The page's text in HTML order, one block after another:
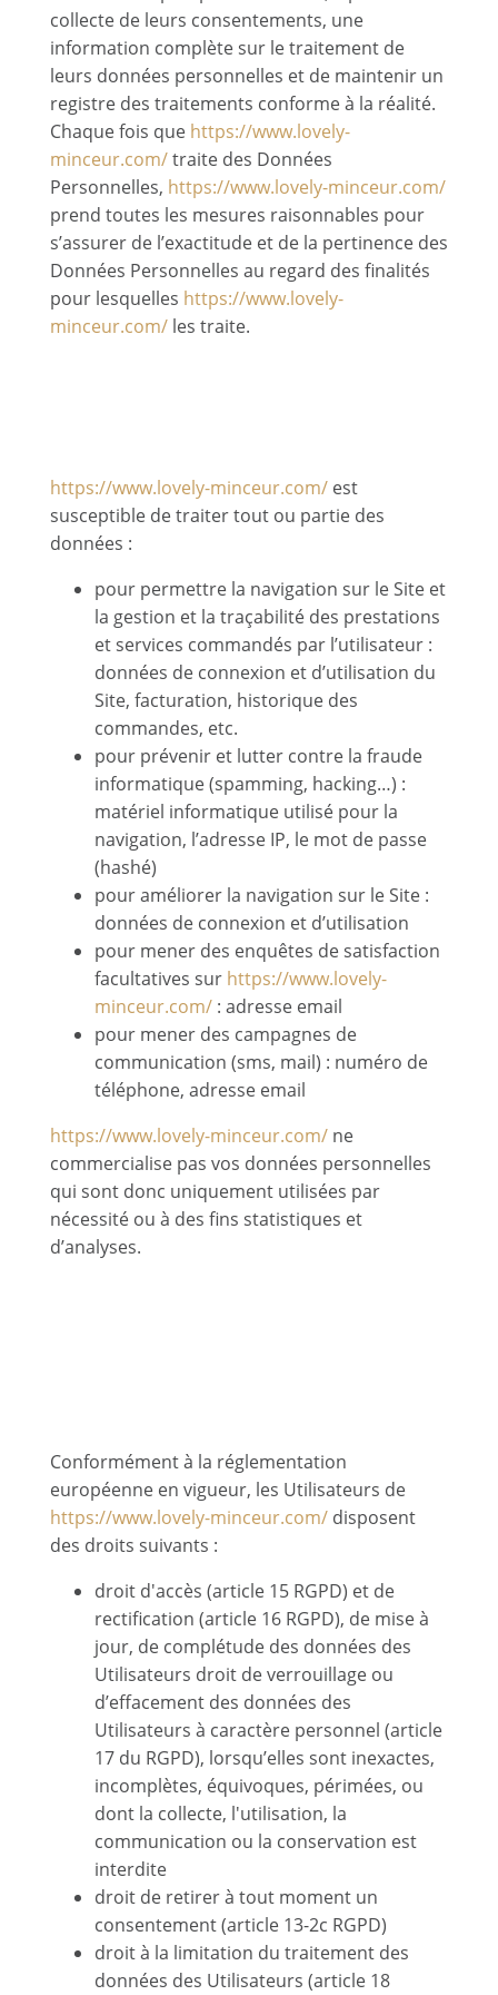
collecte de leurs consentements, une
information complète sur le traitement de
leurs données personnelles et de maintenir un
registre des traitements conforme à la réalité.
Chaque fois que https://www.lovely-
minceur.com/traite des Données
Personnelles, https://www.lovely-minceur.com/
prend toutes les mesures raisonnables pour
s’assurer de l’exactitude et de la pertinence des
Données Personnelles au regard des finalités
pour lesquelles https://www.lovely-
minceur.com/ les traite.
https://www.lovely-minceur.com/ est
susceptible de traiter tout ou partie des
données :
pour permettre la navigation sur le Site et
la gestion et la traçabilité des prestations
et services commandés par l’utilisateur :
données de connexion et d’utilisation du
Site, facturation, historique des
commandes, etc.
pour prévenir et lutter contre la fraude
informatique (spamming, hacking…) :
matériel informatique utilisé pour la
navigation, l’adresse IP, le mot de passe
(hashé)
pour améliorer la navigation sur le Site :
données de connexion et d’utilisation
pour mener des enquêtes de satisfaction
facultatives sur https://www.lovely-
minceur.com/ : adresse email
pour mener des campagnes de
communication (sms, mail) : numéro de
téléphone, adresse email
https://www.lovely-minceur.com/ ne
commercialise pas vos données personnelles
qui sont donc uniquement utilisées par
nécessité ou à des fins statistiques et
d’analyses.
Conformément à la réglementation
européenne en vigueur, les Utilisateurs de
https://www.lovely-minceur.com/ disposent
des droits suivants :
droit d'accès (article 15 RGPD) et de
rectification (article 16 RGPD), de mise à
jour, de complétude des données des
Utilisateurs droit de verrouillage ou
d’effacement des données des
Utilisateurs à caractère personnel (article
17 du RGPD), lorsqu’elles sont inexactes,
incomplètes, équivoques, périmées, ou
dont la collecte, l'utilisation, la
communication ou la conservation est
interdite
droit de retirer à tout moment un
consentement (article 13-2c RGPD)
droit à la limitation du traitement des
données des Utilisateurs (article 18